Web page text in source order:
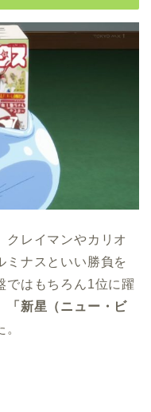
クレイマンやカリオ
ミナスといい勝負を
ではもちろん1位に躍
「新星（ニュー・ビ